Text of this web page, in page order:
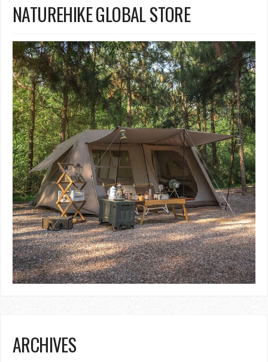
NATUREHIKE GLOBAL STORE
ARCHIVES